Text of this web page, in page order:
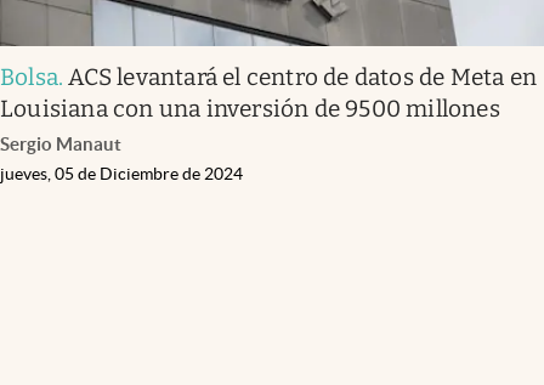
Bolsa.ACS levantará el centro de datos de Meta en
Louisiana con una inversión de 9500 millones
Sergio Manaut
jueves, 05 de Diciembre de 2024